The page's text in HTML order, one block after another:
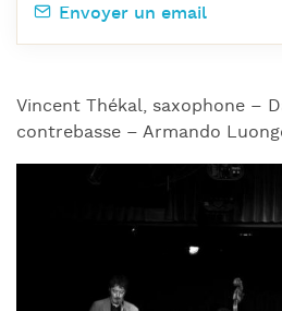
Vincent Thékal, saxophone –
contrebasse – Armando
Envoyer un email